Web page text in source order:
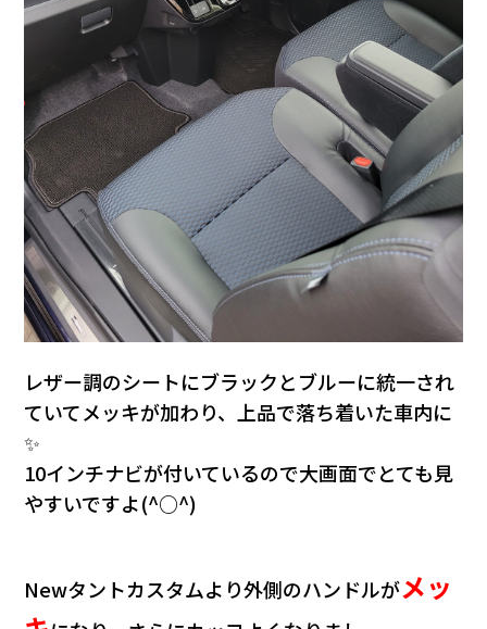
レザー調のシートにブラックとブルーに統一され
ていてメッキが加わり、上品で落ち着いた車内に
✨
10インチナビが付いているので大画面でとても見
やすいですよ(^○^)
Newタントカスタムより外側のハンドルがメッ